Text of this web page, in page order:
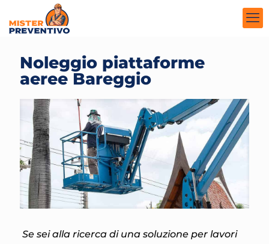
Noleggio piattaforme
aeree Bareggio
Se sei alla ricerca di una soluzione per lavori